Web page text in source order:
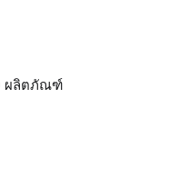
ผลิตภัณฑ์